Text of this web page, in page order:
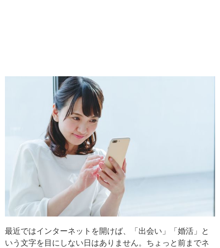
最近ではインターネットを開けば、「出会い」「婚活」と
いう文字を目にしない日はありません。ちょっと前までネ